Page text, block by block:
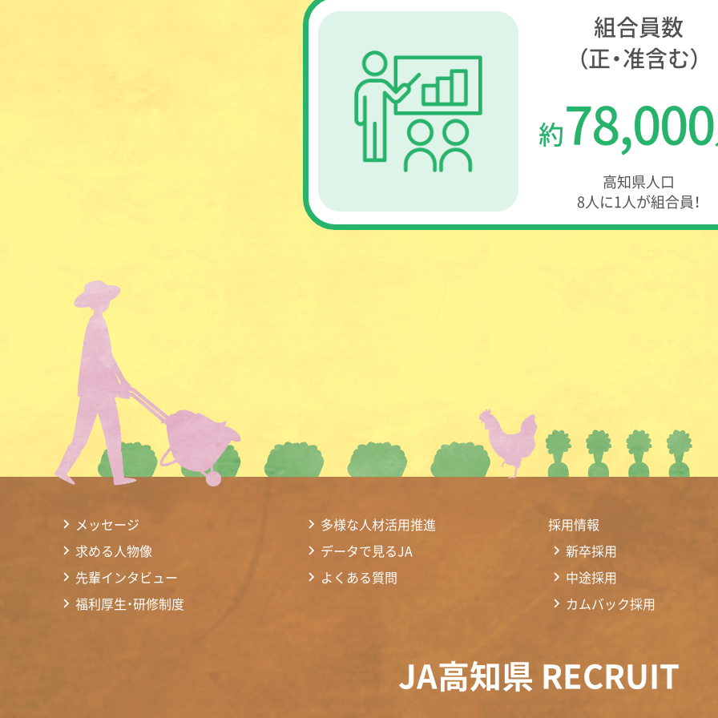
組合員数
（正・准含む）
約78,000
高知県人口
8人に1人が組合員！
メッセージ
求める人物像
先輩インタビュー
福利厚生・研修制度
多様な人材活用推進
データで見るJA
よくある質問
採用情報
新卒採用
中途採用
カムバック採用
JA高知県 RECRUIT